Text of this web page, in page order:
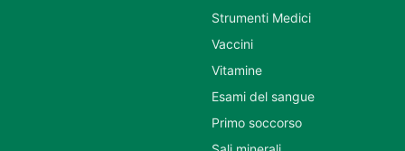
Strumenti Medici
Vaccini
Vitamine
Esami del sangue
Primo soccorso